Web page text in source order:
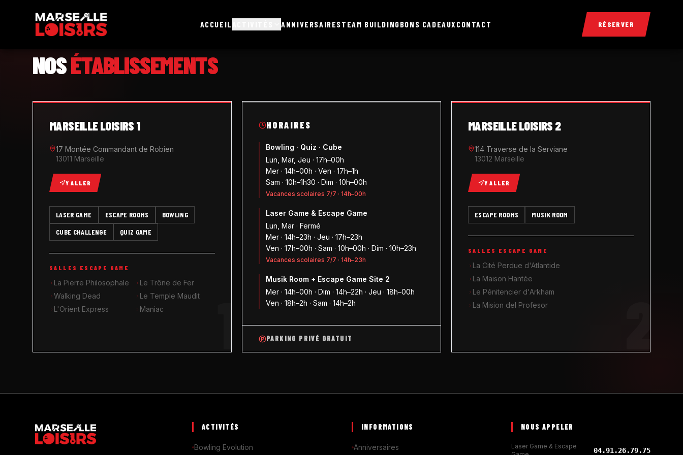
ACCUEIL ANNIVERSAIRESTEAM BUILDINGBONS CADEAUX CONTACT RÉSERVER
NOSÉTABLISSEMENTS
MARSEILLE LOISIRS 1
17 Montée Commandant de Robien
13011 Marseille
Y ALLER
LASER GAME ESCAPE ROOMS
BOWLING
CUBE CHALLENGE
QUIZ GAME
SALLES ESCAPE GAME
La Pierre Philosophale
Le Trône de Fer
Walking Dead
Le Temple Maudit
L'Orient Express
Maniac
HORAIRES
Bowling · Quiz · Cube
Lun, Mar, Jeu · 17h–00h
Mer · 14h–00h · Ven · 17h–1h
Sam · 10h–1h30 · Dim · 10h–00h
Vacances scolaires 7/7 · 14h–00h
Laser Game & Escape Game
Lun, Mar · Fermé
Mer · 14h–23h · Jeu · 17h–23h
Ven · 17h–00h · Sam · 10h–00h · Dim · 10h–23h
Vacances scolaires 7/7 · 14h–23h
Musik Room + Escape Game Site 2
Mer · 14h–00h · Dim · 14h–22h · Jeu · 18h–00h
Ven · 18h–2h · Sam · 14h–2h
PARKING PRIVÉ GRATUIT
MARSEILLE LOISIRS 2
114 Traverse de la Serviane
13012 Marseille
Y ALLER
ESCAPE ROOMS MUSIK ROOM
SALLES ESCAPE GAME
La Cité Perdue d'Atlantide
La Maison Hantée
Le Pénitencier d'Arkham
La Mision del Profesor
ACTIVITÉS
Bowling Evolution
INFORMATIONS
Anniversaires
NOUS APPELER
Laser Game & Escape
04.91.26.79.75